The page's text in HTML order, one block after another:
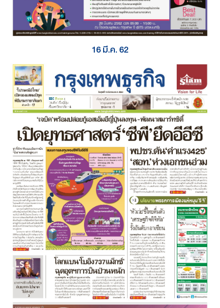
16 มี.ค. 62